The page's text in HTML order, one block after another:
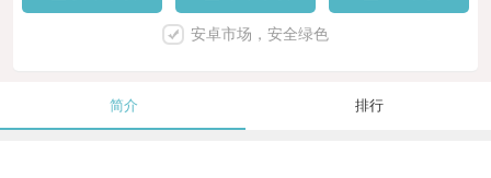
安卓市场，安全绿色
简介 排行